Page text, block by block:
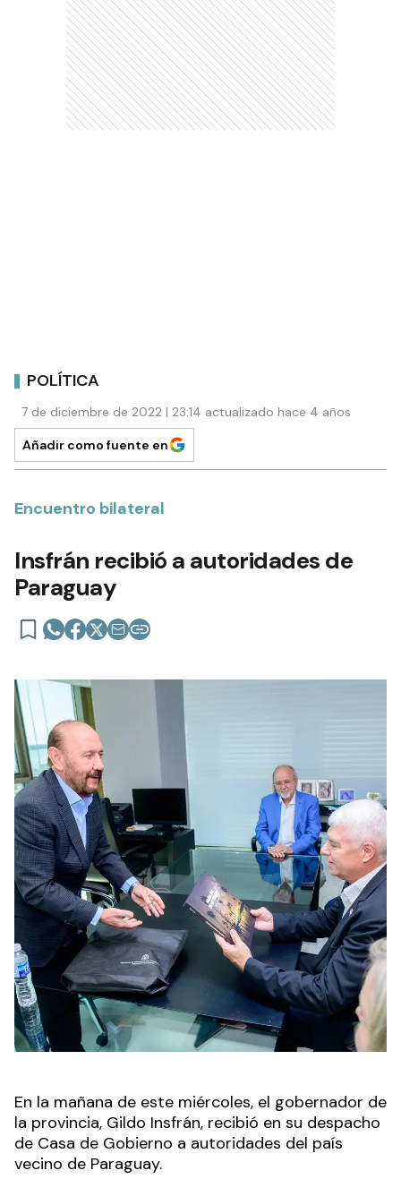
POLÍTICA
7 de diciembre de 2022 | 23:14 actualizado hace 4 años
Añadir como fuente en
Encuentro bilateral
Insfrán recibió a autoridades de
Paraguay
En la mañana de este miércoles, el gobernador de
la provincia, Gildo Insfrán, recibió en su despacho
de Casa de Gobierno a autoridades del país
vecino de Paraguay.